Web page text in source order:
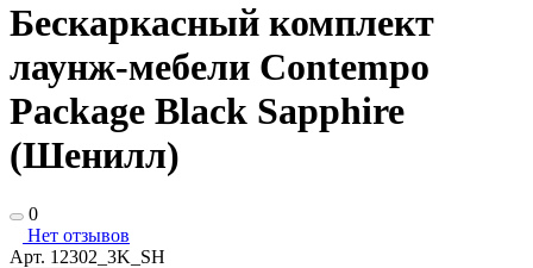
Бескаркасный комплект
лаунж-мебели Contempo
Package Black Sapphire
(Шенилл)
0
Нет отзывов
Арт. 12302_3K_SH